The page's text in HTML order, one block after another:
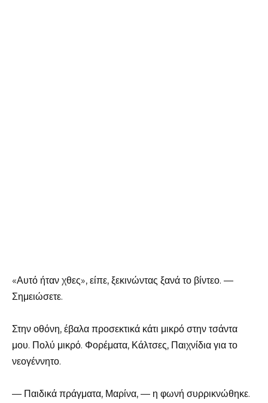
«Αυτό ήταν χθες», είπε, ξεκινώντας ξανά το βίντεο. —
Σημειώσετε.
Στην οθόνη, έβαλα προσεκτικά κάτι μικρό στην τσάντα
μου. Πολύ μικρό. Φορέματα, Κάλτσες, Παιχνίδια για το
νεογέννητο.
— Παιδικά πράγματα, Μαρίνα, — η φωνή συρρικνώθηκε.